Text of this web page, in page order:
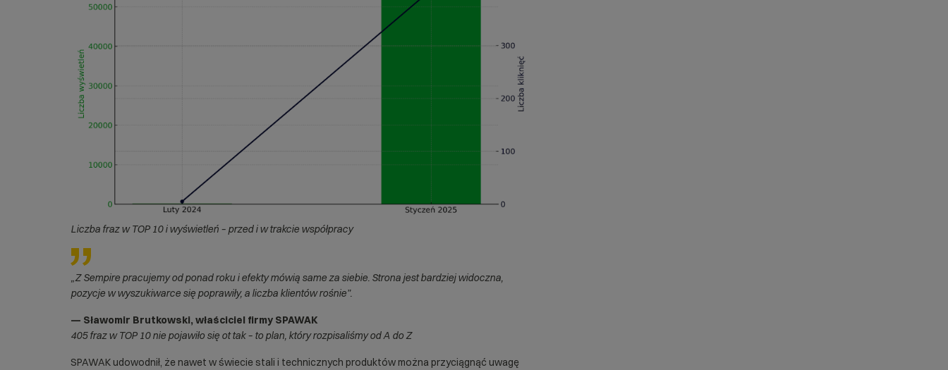
Liczba fraz w TOP 10 i wyświetleń – przed i w trakcie współpracy
„Z Sempire pracujemy od ponad roku i efekty mówią same za siebie. Strona jest bardziej widoczna,
pozycje w wyszukiwarce się poprawiły, a liczba klientów rośnie”.
— Sławomir Brutkowski, właściciel firmy SPAWAK
405 fraz w TOP 10 nie pojawiło się ot tak – to plan, który rozpisaliśmy od A do Z
SPAWAK udowodnił, że nawet w świecie stali i technicznych produktów można przyciągnąć uwagę